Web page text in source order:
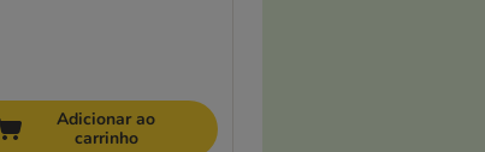
Adicionar ao
carrinho